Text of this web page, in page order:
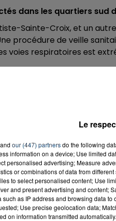
dans les quartiers sud
Sainte-Croix, et un
procédure de veille
voies respiratoires est
cas chaque année. Bien
qui ont perdu la protection
Lucky Star
SUPERFUNK
Le
our (447) partnersdo the following
information on a device; Use limited
personalised advertising; Measure
or combinations of data from
to select personalised content; Use
and present advertising and content;
such as IP address and browsing data
Use precise geolocation data;
on information transmitted automatically.